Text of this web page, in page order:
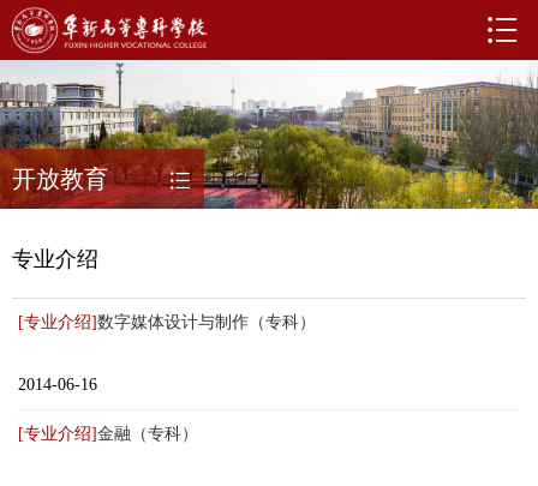
开放教育
专业介绍
[专业介绍]数字媒体设计与制作（专科）
2014-06-16
[专业介绍]金融（专科）